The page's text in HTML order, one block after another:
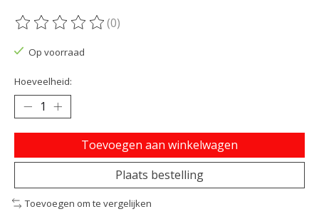
De beoordeling van dit product is
(0)
Op voorraad
Hoeveelheid:
Toevoegen aan winkelwagen
Plaats bestelling
Toevoegen om te vergelijken